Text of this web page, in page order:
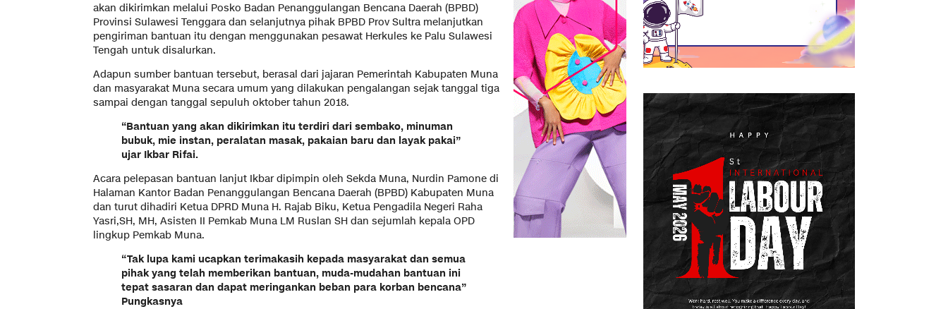
akan dikirimkan melalui Posko Badan Penanggulangan Bencana Daerah (BPBD)
Provinsi Sulawesi Tenggara dan selanjutnya pihak BPBD Prov Sultra melanjutkan
pengiriman bantuan itu dengan menggunakan pesawat Herkules ke Palu Sulawesi
Tengah untuk disalurkan.
Adapun sumber bantuan tersebut, berasal dari jajaran Pemerintah Kabupaten Muna
dan masyarakat Muna secara umum yang dilakukan pengalangan sejak tanggal tiga
sampai dengan tanggal sepuluh oktober tahun 2018.
“Bantuan yang akan dikirimkan itu terdiri dari sembako, minuman
bubuk, mie instan, peralatan masak, pakaian baru dan layak pakai”
ujar Ikbar Rifai.
Acara pelepasan bantuan lanjut Ikbar dipimpin oleh Sekda Muna, Nurdin Pamone di
Halaman Kantor Badan Penanggulangan Bencana Daerah (BPBD) Kabupaten Muna
dan turut dihadiri Ketua DPRD Muna H. Rajab Biku, Ketua Pengadila Negeri Raha
Yasri,SH, MH, Asisten II Pemkab Muna LM Ruslan SH dan sejumlah kepala OPD
lingkup Pemkab Muna.
“Tak lupa kami ucapkan terimakasih kepada masyarakat dan semua
pihak yang telah memberikan bantuan, muda-mudahan bantuan ini
tepat sasaran dan dapat meringankan beban para korban bencana”
Pungkasnya